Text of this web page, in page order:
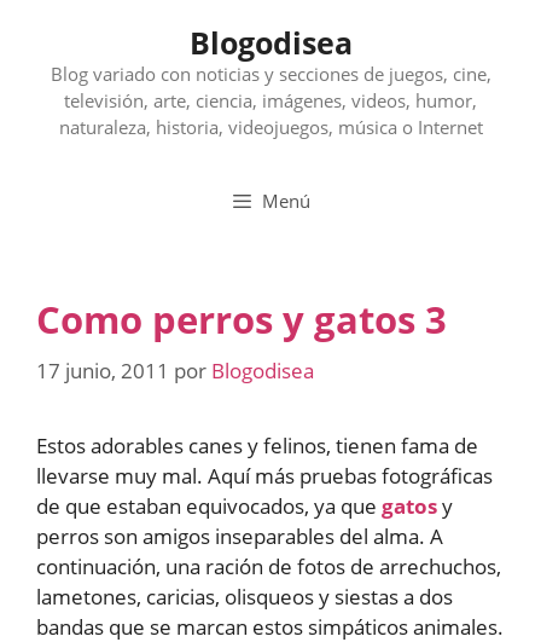
contenido
Blogodisea
Blog variado con noticias y secciones de juegos, cine,
televisión, arte, ciencia, imágenes, videos, humor,
naturaleza, historia, videojuegos, música o Internet
Menú
Como perros y gatos 3
17 junio, 2011 por Blogodisea
Estos adorables canes y felinos, tienen fama de
llevarse muy mal. Aquí más pruebas fotográficas
de que estaban equivocados, ya que gatosy
perros son amigos inseparables del alma. A
continuación, una ración de fotos de arrechuchos,
lametones, caricias, olisqueos y siestas a dos
bandas que se marcan estos simpáticos animales.